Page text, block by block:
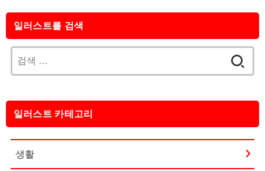
일러스트를 검색
색:
일러스트 카테고리
생활